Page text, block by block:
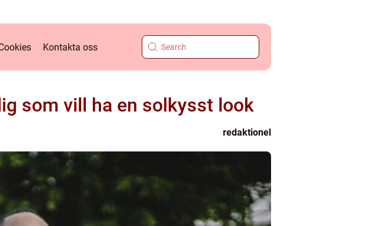
Kontakta oss
som vill ha en solkysst look
redaktionel